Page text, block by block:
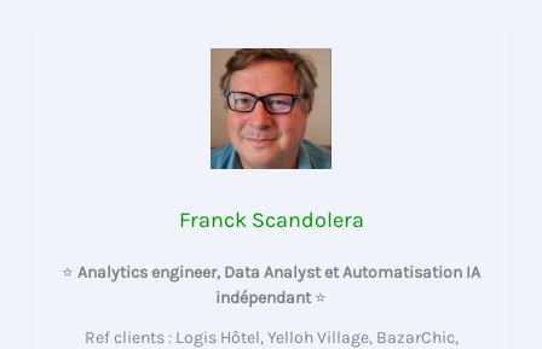
Franck Scandolera
⭐ Analytics engineer, Data Analyst et Automatisation IA
indépendant⭐
Ref clients : Logis Hôtel, Yelloh Village, BazarChic,